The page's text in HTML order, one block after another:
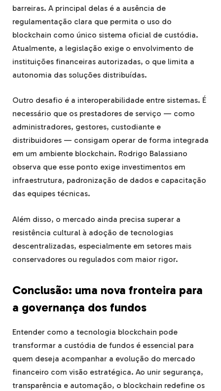
barreiras. A principal delas é a ausência de
regulamentação clara que permita o uso do
blockchain como único sistema oficial de custódia.
Atualmente, a legislação exige o envolvimento de
instituições financeiras autorizadas, o que limita a
autonomia das soluções distribuídas.
Outro desafio é a interoperabilidade entre sistemas. É
necessário que os prestadores de serviço — como
administradores, gestores, custodiante e
distribuidores — consigam operar de forma integrada
em um ambiente blockchain. Rodrigo Balassiano
observa que esse ponto exige investimentos em
infraestrutura, padronização de dados e capacitação
das equipes técnicas.
Além disso, o mercado ainda precisa superar a
resistência cultural à adoção de tecnologias
descentralizadas, especialmente em setores mais
conservadores ou regulados com maior rigor.
Conclusão: uma nova fronteira para
a governança dos fundos
Entender como a tecnologia blockchain pode
transformar a custódia de fundos é essencial para
quem deseja acompanhar a evolução do mercado
financeiro com visão estratégica. Ao unir segurança,
transparência e automação, o blockchain redefine os